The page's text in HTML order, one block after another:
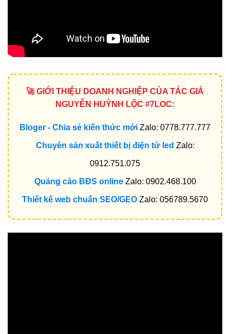
🚀 GIỚI THIỆU DOANH NGHIỆP CỦA TÁC GIẢ
NGUYỄN HUỲNH LỘC #7LOC:
Bloger - Chia sẻ kiến thức mới Zalo: 0778.777.777
Chuyên sản xuất thiết bị điện tử led Zalo:
0912.751.075
Quảng cáo BĐS onlineZalo: 0902.468.100
Thiết kế web chuẩn SEO/GEO Zalo: 056789.5670